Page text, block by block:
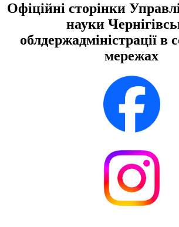
Офіційні сторінки
науки
облдержадміністрації в
мережах